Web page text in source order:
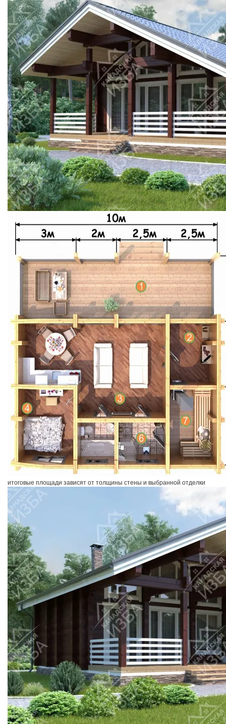
итоговые площади зависят от толщины стены и выбранной отделки